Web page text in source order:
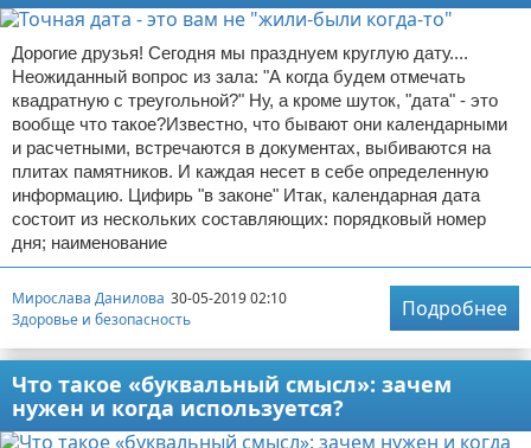
Дорогие друзья! Сегодня мы празднуем круглую дату....
Неожиданный вопрос из зала: "А когда будем отмечать
квадратную с треугольной?" Ну, а кроме шуток, "дата" - это
вообще что такое?Известно, что бывают они календарными
и расчетными, встречаются в документах, выбиваются на
плитах памятников. И каждая несет в себе определенную
информацию. Цифирь "в законе" Итак, календарная дата
состоит из нескольких составляющих: порядковый номер
дня; наименование
Мирослава Данилова 30-05-2019 02:10
Здоровье и безопасность
Подробнее
Что такое «буквальный смысл»: зачем
нужен и когда используется?